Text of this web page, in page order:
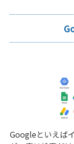
Googleといえば